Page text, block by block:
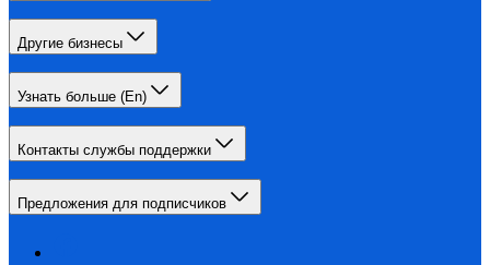
Другие бизнесы
Узнать больше (En)
Контакты службы поддержки
Предложения для подписчиков